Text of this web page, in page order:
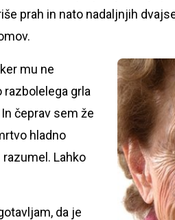
prah in nato nadaljnjih
mu ne
grla
čeprav sem že
hladno
Lahko
da je